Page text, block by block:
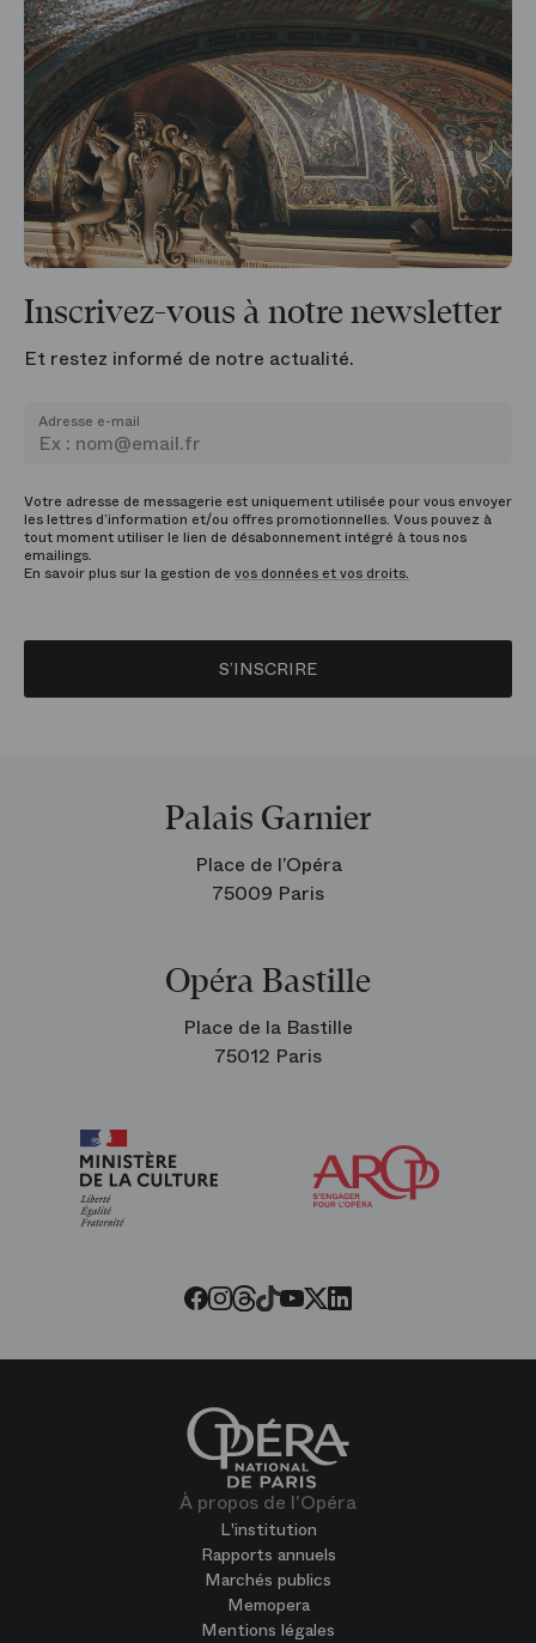
Inscrivez-vous à notre newsletter
Et restez informé de notre actualité.
Adresse e-mail
Votre adresse de messagerie est uniquement utilisée pour vous envoyer
les lettres d’information et/ou offres promotionnelles. Vous pouvez à
tout moment utiliser le lien de désabonnement intégré à tous nos
emailings.
En savoir plus sur la gestion de vos données et vos droits.
S’INSCRIRE
Palais Garnier
Place de l’Opéra
75009 Paris
Opéra Bastille
Place de la Bastille
75012 Paris
Facebook
Instagram
Threads
Tiktok
Youtube
Twitter
LinkedIn
À propos de l'Opéra
L'institution
Rapports annuels
Marchés publics
Memopera
Mentions légales